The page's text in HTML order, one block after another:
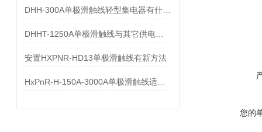
安置HXPNR-HD13单极滑触线有新方法
您的